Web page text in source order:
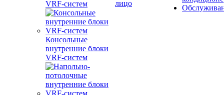
VRF-систем
Консольные
внутренние блоки
VRF-систем
лицо